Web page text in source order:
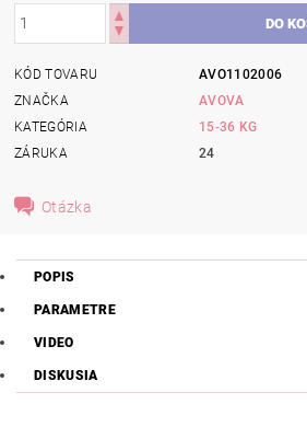
KÓD TOVARU
AVO1102006
ZNAČKA
AVOVA
KATEGÓRIA
15-36 KG
ZÁRUKA
24
Otázka
POPIS
PARAMETRE
VIDEO
DISKUSIA